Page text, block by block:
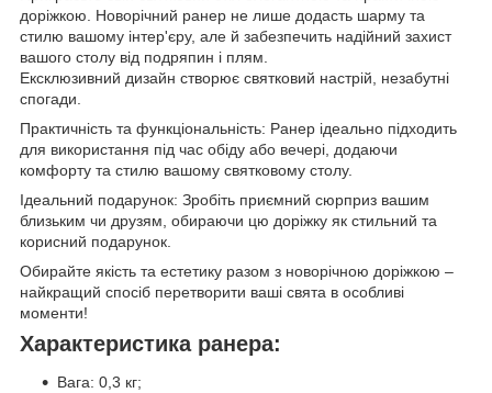
доріжкою. Новорічний ранер не лише додасть шарму та
стилю вашому інтер'єру, але й забезпечить надійний захист
вашого столу від подряпин і плям.
Ексклюзивний дизайн створює святковий настрій, незабутні
спогади.
Практичність та функціональність: Ранер ідеально підходить
для використання під час обіду або вечері, додаючи
комфорту та стилю вашому святковому столу.
Ідеальний подарунок: Зробіть приємний сюрприз вашим
близьким чи друзям, обираючи цю доріжку як стильний та
корисний подарунок.
Обирайте якість та естетику разом з новорічною доріжкою –
найкращий спосіб перетворити ваші свята в особливі
моменти!
Характеристика ранера:
Вага: 0,3 кг;